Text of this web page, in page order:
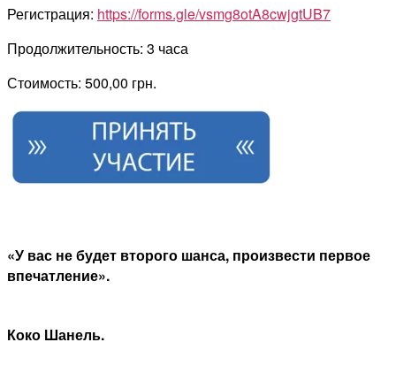
Регистрация: https://forms.gle/vsmg8otA8cwjgtUB7
Продолжительность: 3 часа
Стоимость: 500,00 грн.
«У вас не будет второго шанса, произвести первое
впечатление».
Коко Шанель.